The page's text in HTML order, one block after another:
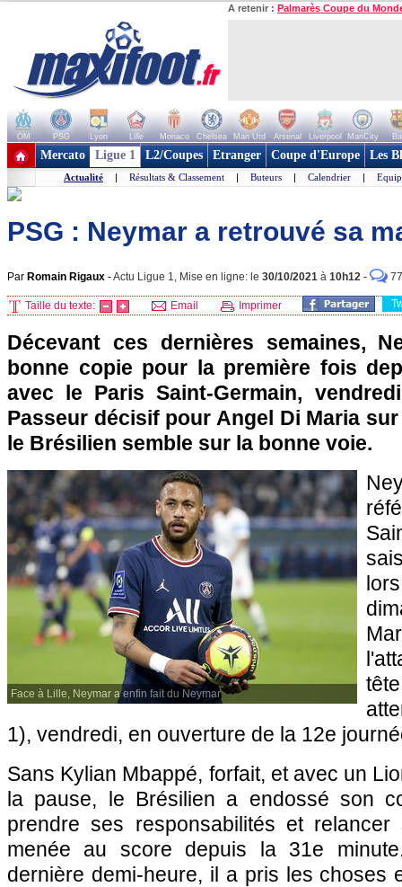
A retenir : Palmarès Coupe du
OM PSG Lyon Lille Monaco Chelsea Man Utd Arsenal Liverpool ManCity
+ de clubs
Mercato Ligue 1 L2/Coupes Etranger Coupe d'Europe Les
Actualité | Résultats & Classement | Buteurs | Calendrier |
PSG : Neymar a retrouvé sa
Par Romain Rigaux -Actu Ligue 1, Mise en ligne: le 30/10/2021 à 10h12 - 77
Taille du texte: Email Imprimer
Décevant ces dernières semaines,
bonne copie pour la première fois
avec le Paris Saint-Germain,
Passeur décisif pour Angel Di Maria
le Brésilien semble sur la bonne voie.
Face à Lille, Neymar a enfin fait du Neymar
1), vendredi, en ouverture de la 12e
Sans Kylian Mbappé, forfait, et avec un
la pause, le Brésilien a endossé son
prendre ses responsabilités et
menée au score depuis la 31e
dernière demi-heure, il a pris les choses